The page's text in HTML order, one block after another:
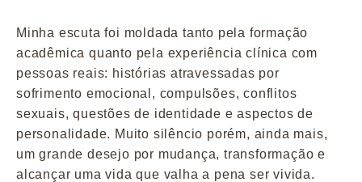
Minha escuta foi moldada tanto pela formação
acadêmica quanto pela experiência clínica com
pessoas reais: histórias atravessadas por
sofrimento emocional, compulsões, conflitos
sexuais, questões de identidade e aspectos de
personalidade. Muito silêncio porém, ainda mais,
um grande desejo por mudança, transformação e
alcançar uma vida que valha a pena ser vivida.